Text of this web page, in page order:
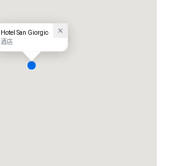
Hotel San Giorgio
酒店